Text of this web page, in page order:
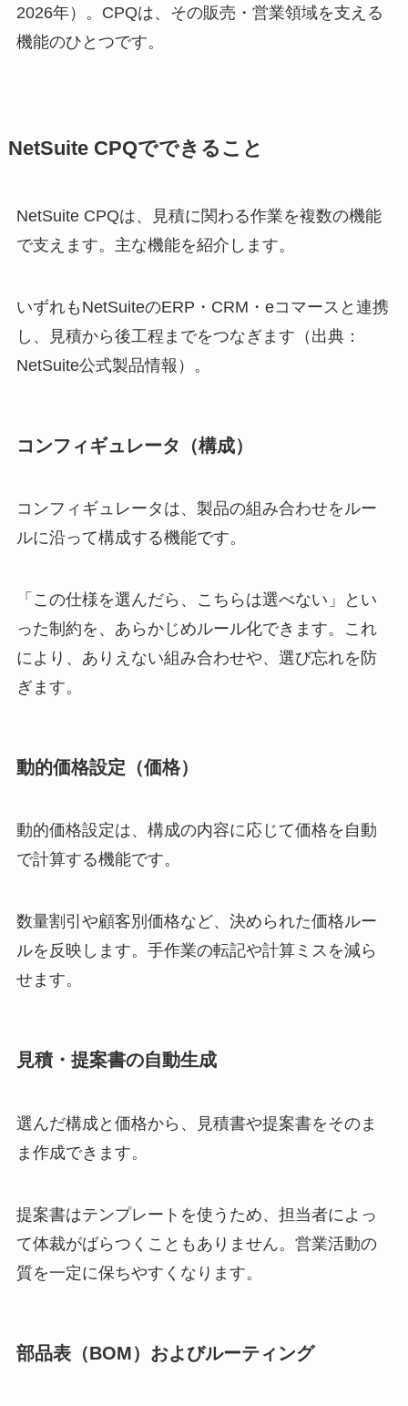
2026年）。CPQは、その販売・営業領域を支える
機能のひとつです。
NetSuite CPQでできること
NetSuite CPQは、見積に関わる作業を複数の機能
で支えます。主な機能を紹介します。
いずれもNetSuiteのERP・CRM・eコマースと連携
し、見積から後工程までをつなぎます（出典：
NetSuite公式製品情報）。
コンフィギュレータ（構成）
コンフィギュレータは、製品の組み合わせをルー
ルに沿って構成する機能です。
「この仕様を選んだら、こちらは選べない」とい
った制約を、あらかじめルール化できます。これ
により、ありえない組み合わせや、選び忘れを防
ぎます。
動的価格設定（価格）
動的価格設定は、構成の内容に応じて価格を自動
で計算する機能です。
数量割引や顧客別価格など、決められた価格ルー
ルを反映します。手作業の転記や計算ミスを減ら
せます。
見積・提案書の自動生成
選んだ構成と価格から、見積書や提案書をそのま
ま作成できます。
提案書はテンプレートを使うため、担当者によっ
て体裁がばらつくこともありません。営業活動の
質を一定に保ちやすくなります。
部品表（BOM）およびルーティング